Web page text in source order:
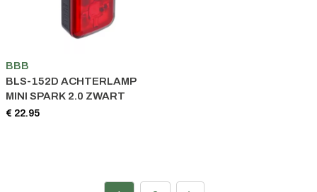
BBB
BLS-152D ACHTERLAMP
MINI SPARK 2.0 ZWART
€ 22.95